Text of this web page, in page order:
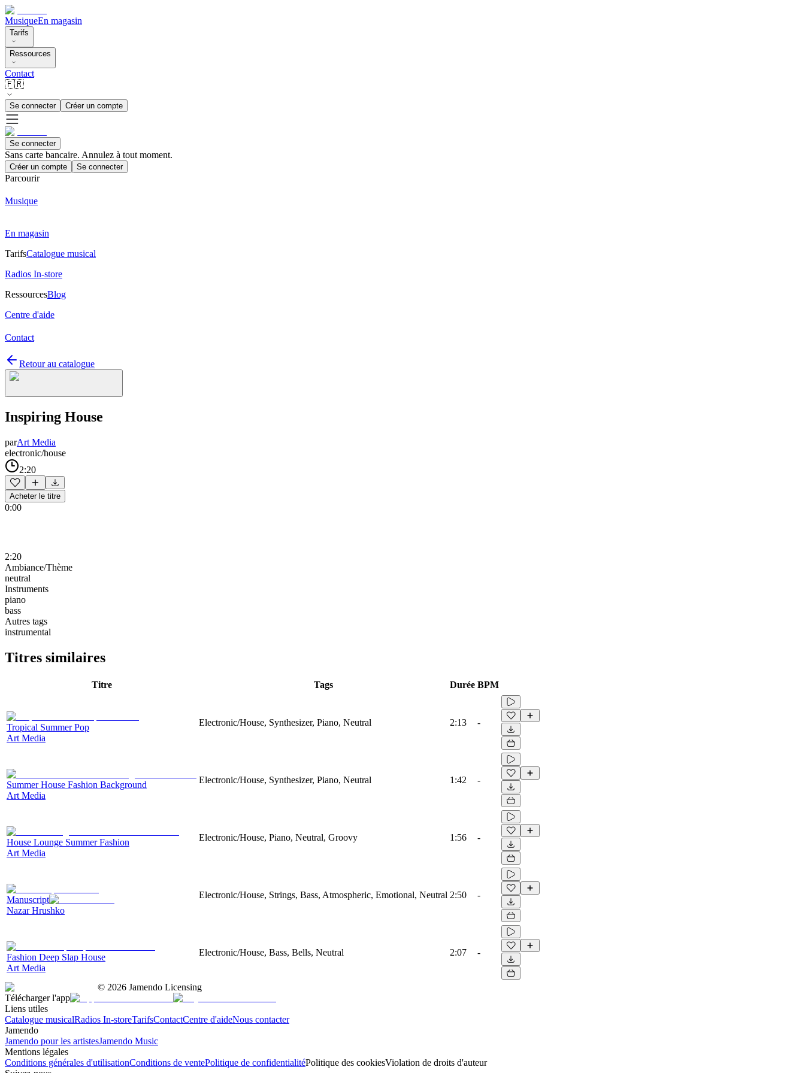
MusiqueEn magasin
Tarifs
Ressources
Contact
🇫🇷
Se connecter Créer un compte
Se connecter
Sans carte bancaire. Annulez à tout moment.
Créer un compte Se connecter
Parcourir
Musique
En magasin
TarifsCatalogue musical
Radios In-store
RessourcesBlog
Centre d'aide
Contact
Retour au catalogue
Inspiring House
parArt Media
electronic/house
2:20
Acheter le titre
0:00
2:20
Ambiance/Thème
neutral
Instruments
piano
bass
Autres tags
instrumental
Titres similaires
Titre Tags Durée BPM
Tropical Summer Pop
Art Media
Electronic/House, Synthesizer, Piano, Neutral 2:13 -
Summer House Fashion Background
Art Media
Electronic/House, Synthesizer, Piano, Neutral 1:42 -
House Lounge Summer Fashion
Art Media
Electronic/House, Piano, Neutral, Groovy 1:56 -
Manuscript
Nazar Hrushko
Electronic/House, Strings, Bass, Atmospheric, Emotional, Neutral 2:50 -
Fashion Deep Slap House
Art Media
Electronic/House, Bass, Bells, Neutral 2:07 -
© 2026 Jamendo Licensing
Télécharger l'app
Liens utiles
Catalogue musicalRadios In-storeTarifsContactCentre d'aideNous contacter
Jamendo
Jamendo pour les artistesJamendo Music
Mentions légales
Conditions générales d'utilisationConditions de ventePolitique de confidentialitéPolitique des cookiesViolation de droits d'auteur